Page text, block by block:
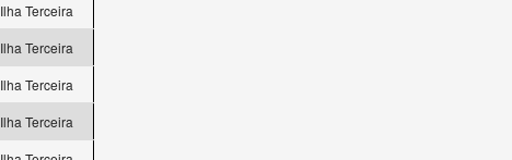
Ilha Terceira
Ilha Terceira
Ilha Terceira
Ilha Terceira